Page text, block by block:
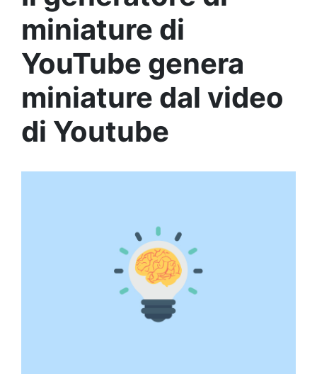
miniature di
YouTube genera
miniature dal video
di Youtube